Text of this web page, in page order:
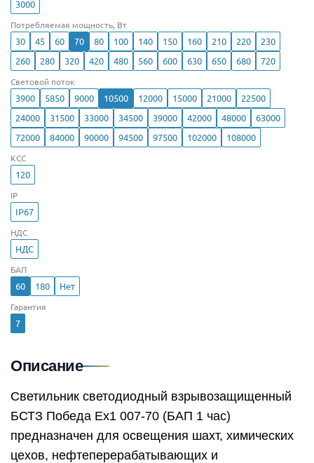
3000
Потребляемая мощность, Вт
30 45 60 70 80 100 140 150 160 210 220
230
260
280 320 420 480 560 600 630 650 680 720
Световой поток
3900 5850 9000 10500 12000 15000 21000
22500
24000
31500 33000 34500 39000 42000 48000
63000
72000
84000 90000 94500 97500 102000 108000
КСС
120
IP
IP67
НДС
НДС
БАП
60 180 Нет
Гарантия
7
Описание
Светильник светодиодный взрывозащищенный
БСТЗ Победа Ex1 007-70 (БАП 1 час)
предназначен для освещения шахт, химических
цехов, нефтеперерабатывающих и